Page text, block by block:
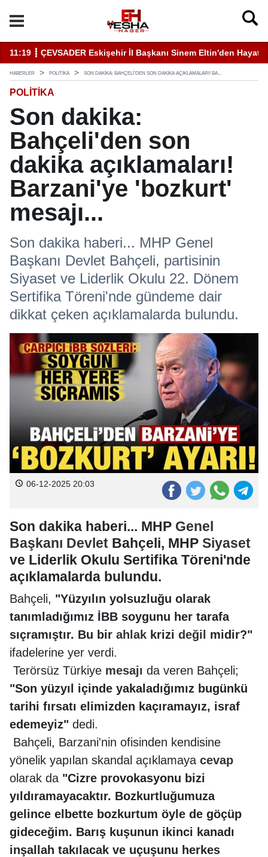
11:19 ┋ ÇEVSADER Eskişehir İl Başkanı Sinem Eltin'den
HABERLER POLITIKA SON DAKIKA: BAHÇELI'DEN SON DAKIKA AÇIKLAMALARI! BA...
POLITIKA
Son dakika:
Bahçeli'den son
dakika açıklamaları!
Barzani'ye 'bozkurt'
mesajı...
Son dakika haberi... MHP Genel
Başkanı Devlet Bahçeli, partisinin
Siyaset ve Liderlik Okulu 22. Dönem
Sertifika Töreni'nde gündeme dair
dikkat çeken açıklamalarda bulundu.
06-12-2025 20:03
Son dakika haberi... MHP Genel
Başkanı Devlet Bahçeli, MHP Siyaset
ve Liderlik Okulu Sertifika Töreni'nde
açıklamalarda bulundu.
Bahçeli, "Yüzyılın yolsuzluğu olarak
tanımladığımız İBB soygunu her tarafa
sıçramıştır. Bu bir ahlak krizi değil
midir?"
ifadelerine yer verdi.
Terörsüz Türkiye mesajı da veren Bahçeli;
"Son yüzyıl içinde yakaladığımız bugünkü
tarihi fırsatı elimizden kaçıramayız, israf
edemeyiz" dedi.
Bahçeli, Barzani'nin ofisinden kendisine
yönelik yapılan skandal açıklamaya cevap
olarak da "Cizre provokasyonu bizi
yıldıramayacaktır. Bozkurtluğumuza
gelince elbette bozkurtum öyle de göçüp
gideceğim. Barış kuşunun ikinci kanadı
inşallah takılacak ve uçuşunu herkes